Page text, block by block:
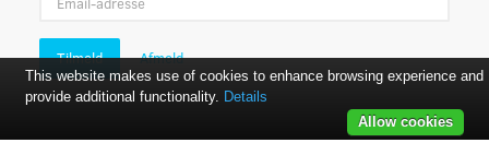
adresse
Tilmeld Afmeld
This website makes use of cookies to enhance browsing experience and
provide additional functionality. Details
Allow cookies